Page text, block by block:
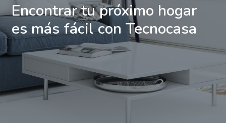
Encontrar tu próximo hogar
es más fácil con Tecnocasa